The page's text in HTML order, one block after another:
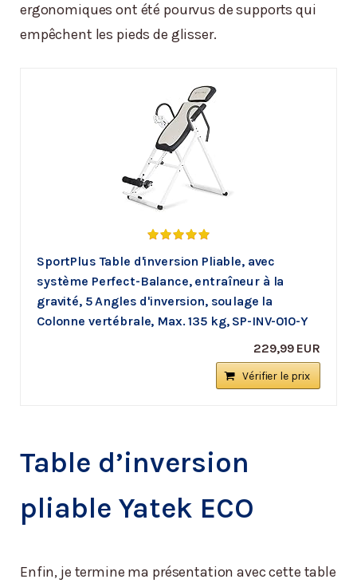
ergonomiques ont été pourvus de supports qui
empêchent les pieds de glisser.
SportPlus Table d'inversion Pliable, avec
système Perfect-Balance, entraîneur à la
gravité, 5 Angles d'inversion, soulage la
Colonne vertébrale, Max. 135 kg, SP-INV-010-Y
229,99 EUR
Vérifier le prix
Table d’inversion
pliable Yatek ECO
Enfin, je termine ma présentation avec cette table